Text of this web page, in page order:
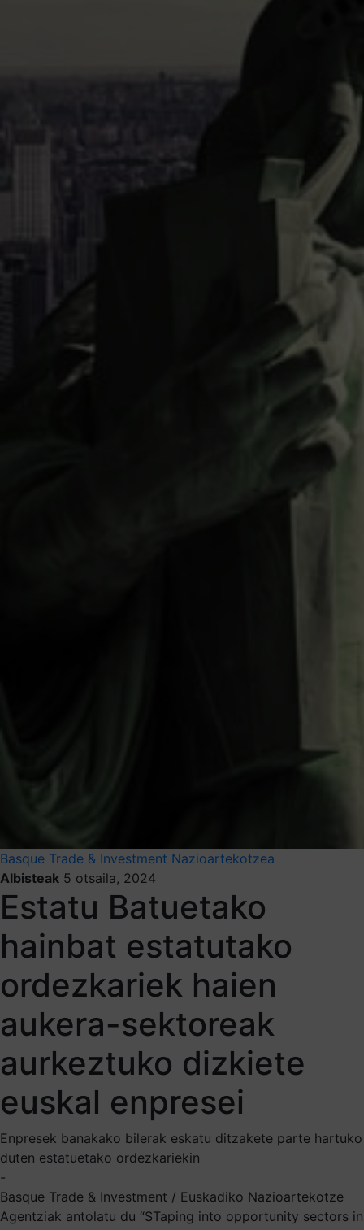
Basque Trade & Investment Nazioartekotzea
Albisteak 5 otsaila, 2024
Estatu Batuetako
hainbat estatutako
ordezkariek haien
aukera-sektoreak
aurkeztuko dizkiete
euskal enpresei
Enpresek banakako bilerak eskatu ditzakete parte hartuko
duten estatuetako ordezkariekin
-
Basque Trade & Investment / Euskadiko Nazioartekotze
Agentziak antolatu du “STaping into opportunity sectors in